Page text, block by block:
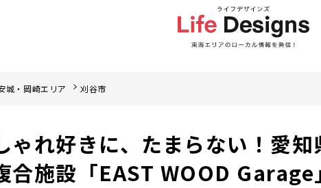
城・岡崎エリア 刈谷市
ゃれ好きに、たまらない！愛
合施設「EAST WOOD Garage」